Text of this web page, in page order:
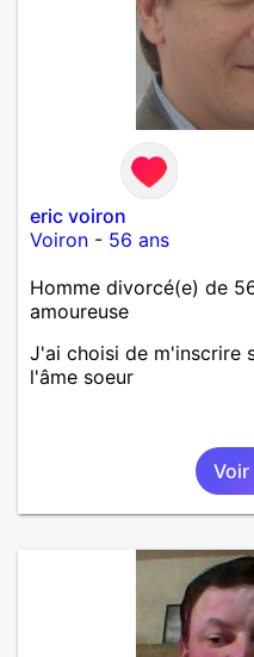
eric voiron
Voiron - 56 ans
Homme divorcé(e) de
amoureuse
J'ai choisi de m'inscrire
l'âme soeur